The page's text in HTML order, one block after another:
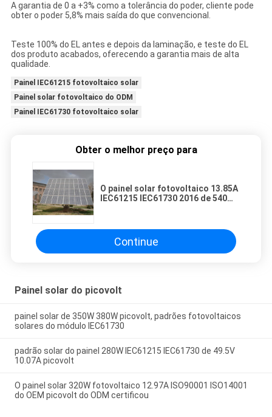
A garantia de 0 a +3% como a tolerância do poder, cliente pode
obter o poder 5,8% mais saída do que convencional.
Teste 100% do EL antes e depois da laminação, e teste do EL
dos produto acabados, oferecendo a garantia mais de alta
qualidade.
Painel IEC61215 fotovoltaico solar
Painel solar fotovoltaico do ODM
Painel IEC61730 fotovoltaico solar
Obter o melhor preço para
O painel solar fotovoltaico 13.85A
IEC61215 IEC61730 2016 de 540W
Continue
Painel solar do picovolt
painel solar de 350W 380W picovolt, padrões fotovoltaicos
solares do módulo IEC61730
padrão solar do painel 280W IEC61215 IEC61730 de 49.5V
10.07A picovolt
O painel solar 320W fotovoltaico 12.97A ISO90001 ISO14001
do OEM picovolt do ODM certificou